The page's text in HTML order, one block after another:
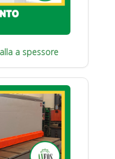
a spessore